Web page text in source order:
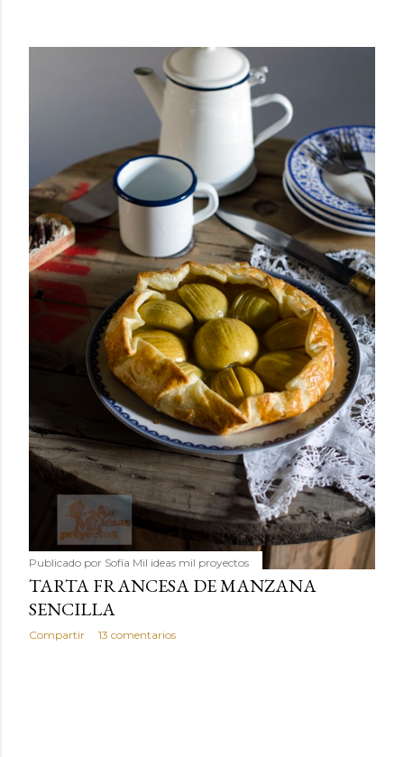
sabroso, con ese toque tostado y crujiente que tanto nos
satisface. Estas alubias crujientes al horno van a cambiar
por completo tu forma de ver las legumbres. Olvídate de
asociar las alubias únicamente a los guisos tradicionales y
copiosos de invierno. Con esta receta simple pero
revolucionaria, transformaremos un ingrediente tan
humilde como la alubia de La Bañeza en un snack ligero,
dorado, cargado de proteína y 100% natural. Es el
sustituto perfecto a los frutos se...
Publicado por Sofía Mil ideas mil proyectos
TARTA FRANCESA DE MANZANA
SENCILLA
Compartir 13 comentarios